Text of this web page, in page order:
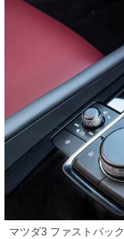
マツダ3 ファストバッ